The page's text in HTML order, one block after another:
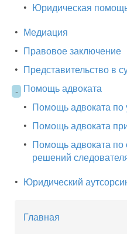
• Юридическая
• Медиация
• Правовое заключение
• Представительство в
- Помощь адвоката
• Помощь адвоката по
• Помощь адвоката
• Помощь адвоката
решений
• Юридический
Главная